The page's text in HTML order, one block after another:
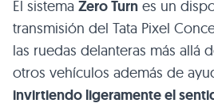
El sistema Zero Turn es un
transmisión del Tata Pixel
las ruedas delanteras más allá
otros vehículos además de
invirtiendo ligeramente el